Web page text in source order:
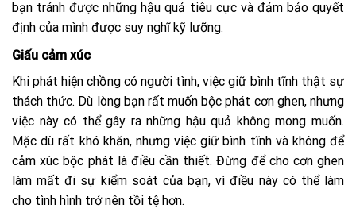
bạn tránh được những hậu quả tiêu cực và đảm bảo quyết
định của mình được suy nghĩ kỹ lưỡng.
Giấu cảm xúc
Khi phát hiện chồng có người tình, việc giữ bình tĩnh thật sự
thách thức. Dù lòng bạn rất muốn bộc phát cơn ghen, nhưng
việc này có thể gây ra những hậu quả không mong muốn.
Mặc dù rất khó khăn, nhưng việc giữ bình tĩnh và không để
cảm xúc bộc phát là điều cần thiết. Đừng để cho cơn ghen
làm mất đi sự kiểm soát của bạn, vì điều này có thể làm
cho tình hình trở nên tồi tệ hơn.